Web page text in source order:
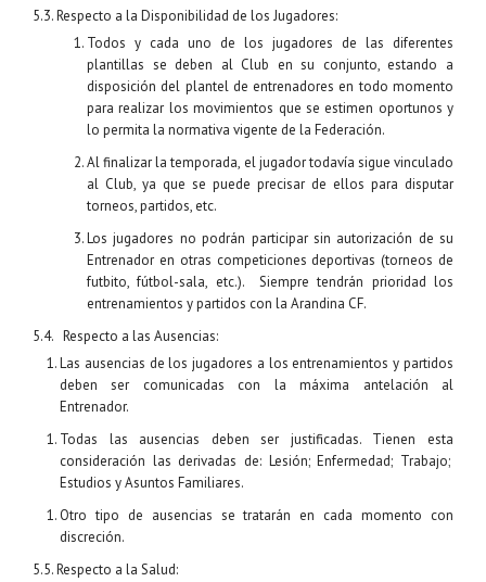
5.3. Respecto a la Disponibilidad de los Jugadores:
Todos y cada uno de los jugadores de las diferentes
plantillas se deben al Club en su conjunto, estando a
disposición del plantel de entrenadores en todo momento
para realizar los movimientos que se estimen oportunos y
lo permita la normativa vigente de la Federación.
Al finalizar la temporada, el jugador todavía sigue vinculado
al Club, ya que se puede precisar de ellos para disputar
torneos, partidos, etc.
Los jugadores no podrán participar sin autorización de su
Entrenador en otras competiciones deportivas (torneos de
futbito, fútbol-sala, etc.). Siempre tendrán prioridad los
entrenamientos y partidos con la Arandina CF.
5.4. Respecto a las Ausencias:
Las ausencias de los jugadores a los entrenamientos y partidos
deben ser comunicadas con la máxima antelación al
Entrenador.
Todas las ausencias deben ser justificadas. Tienen esta
consideración las derivadas de: Lesión; Enfermedad; Trabajo;
Estudios y Asuntos Familiares.
Otro tipo de ausencias se tratarán en cada momento con
discreción.
5.5. Respecto a la Salud: